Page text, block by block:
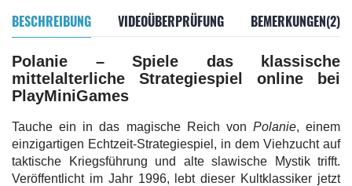
BESCHREIBUNG VIDEOÜBERPRÜFUNG BEMERKUNGEN(2)
Polanie – Spiele das klassische
mittelalterliche Strategiespiel online bei
PlayMiniGames
Tauche ein in das magische Reich von Polanie, einem
einzigartigen Echtzeit-Strategiespiel, in dem Viehzucht auf
taktische Kriegsführung und alte slawische Mystik trifft.
Veröffentlicht im Jahr 1996, lebt dieser Kultklassiker jetzt